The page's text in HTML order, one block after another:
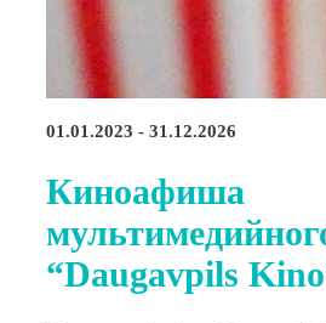
01.01.2023 - 31.12.2026
Киноафиша
“Daugavpils